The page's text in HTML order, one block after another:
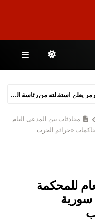
ستارمر يعلن استقالته من رئاسة الحكومة البريطانية
محادثات بين المدعي العام
«جرائم الحرب
للمحكمة
سورية